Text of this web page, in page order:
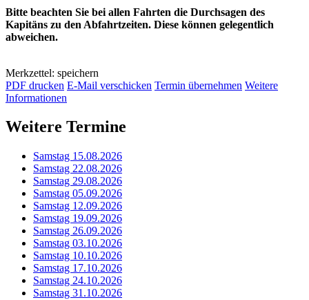
Bitte beachten Sie bei allen Fahrten die Durchsagen des
Kapitäns zu den Abfahrtzeiten. Diese können gelegentlich
abweichen.
Merkzettel: speichern
PDF drucken E-Mail verschicken Termin übernehmen Weitere
Informationen
Weitere Termine
Samstag 15.08.2026
Samstag 22.08.2026
Samstag 29.08.2026
Samstag 05.09.2026
Samstag 12.09.2026
Samstag 19.09.2026
Samstag 26.09.2026
Samstag 03.10.2026
Samstag 10.10.2026
Samstag 17.10.2026
Samstag 24.10.2026
Samstag 31.10.2026